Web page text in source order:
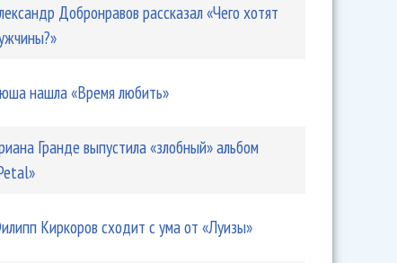
Надя Грановская. Зачем?
Добронравов рассказал «Чего хотят
нашла «Время любить»
Гранде выпустила «злобный» альбом
Киркоров сходит с ума от «Луизы»